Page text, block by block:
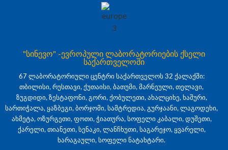
"სინევო" -ევროპული ლაბორატორიების ქსელი
საქართველოში
67 ლაბორატორიული ცენტრი საქართველოს 32 ქალაქში:
თბილისი, რუსთავი, ქუთაისი, ბათუმი, მარნეული, თელავი,
ზუგდიდი, ზესტაფონი, გორი, ქობულეთი, ახალციხე, ხაშური,
სართიჭალა, ყაზბეგი, ბორჯომი, სამტრედია, გურჯაანი, ლაგოდეხი,
ახმეტა, ოზურგეთი, ფოთი, ჭიათურა, სოფელი კაბალი, დუშეთი,
ქარელი, თიანეთი, სენაკი, ლანჩხუთი, საგარეჯო, ყვარელი,
ხარაგაული, სოფელი ნატახტარი.